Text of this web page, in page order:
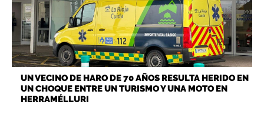
UN VECINO DE HARO DE 70 AÑOS RESULTA HERIDO EN
UN CHOQUE ENTRE UN TURISMO Y UNA MOTO EN
HERRAMÉLLURI